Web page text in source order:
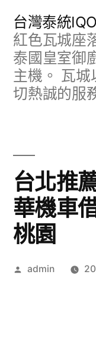
台灣泰統
紅色瓦城座
泰國皇室御
主機。 瓦城
切熱誠的服
台北推
華機車
桃園
作
admin